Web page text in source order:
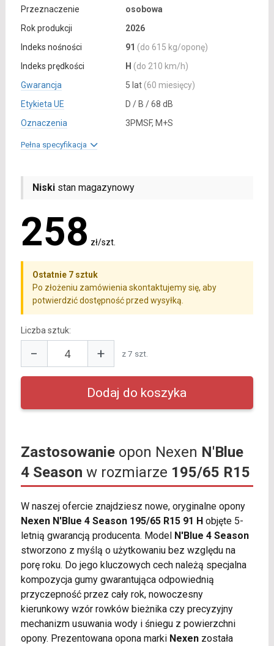
Przeznaczenie
osobowa
Rok produkcji
2026
Indeks nośności
91 (do 615 kg/oponę)
Indeks prędkości
H (do 210 km/h)
Gwarancja
5 lat (60 miesięcy)
Etykieta UE
D / B / 68 dB
Oznaczenia
3PMSF, M+S
Pełna specyfikacja
Niskistan magazynowy
258 zł/szt.
Ostatnie 7 sztuk
Po złożeniu zamówienia skontaktujemy się, aby
potwierdzić dostępność przed wysyłką.
Liczba sztuk:
− + z 7 szt.
Zastosowanieopon Nexen N'Blue
4 Season w rozmiarze 195/65 R15
W naszej ofercie znajdziesz nowe, oryginalne opony
Nexen N'Blue 4 Season 195/65 R15 91 Hobjęte 5-
letnią gwarancją producenta. Model N'Blue 4 Season
stworzono z myślą o użytkowaniu bez względu na
porę roku. Do jego kluczowych cech należą specjalna
kompozycja gumy gwarantująca odpowiednią
przyczepność przez cały rok, nowoczesny
kierunkowy wzór rowków bieżnika czy precyzyjny
mechanizm usuwania wody i śniegu z powierzchni
opony. Prezentowana opona marki Nexenzostała